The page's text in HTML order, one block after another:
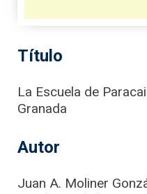
Título
La Escuela de
Granada
Autor
Juan A. Moliner